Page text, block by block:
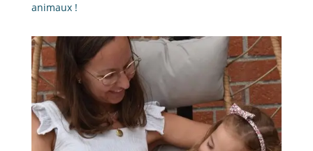
animaux !